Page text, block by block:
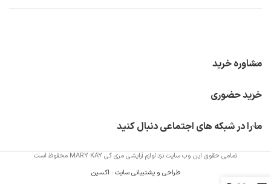
مشاوره خرید
خرید حضوری
ما را در شبکه های اجتماعی دنبال کنید
تمامی حقوق این وب سایت نزد لوازم آرایشی مری کی MARY KAY محفوظ است
طراحی و پشتیبانی سایت : اکسین